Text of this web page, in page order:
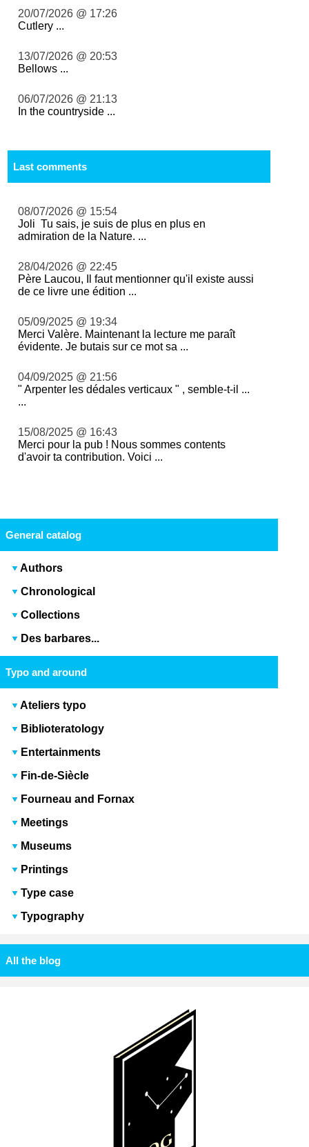
20/07/2026 @ 17:26
Cutlery ...
13/07/2026 @ 20:53
Bellows ...
06/07/2026 @ 21:13
In the countryside ...
Last comments
08/07/2026 @ 15:54
Joli Tu sais, je suis de plus en plus en
admiration de la Nature. ...
28/04/2026 @ 22:45
Père Laucou, Il faut mentionner qu'il existe aussi
de ce livre une édition ...
05/09/2025 @ 19:34
Merci Valère. Maintenant la lecture me paraît
évidente. Je butais sur ce mot sa ...
04/09/2025 @ 21:56
" Arpenter les dédales verticaux " , semble-t-il ...
...
15/08/2025 @ 16:43
Merci pour la pub ! Nous sommes contents
d'avoir ta contribution. Voici ...
General catalog
Authors
Chronological
Collections
Des barbares...
Typo and around
Ateliers typo
Biblioteratology
Entertainments
Fin-de-Siècle
Fourneau and Fornax
Meetings
Museums
Printings
Type case
Typography
All the blog